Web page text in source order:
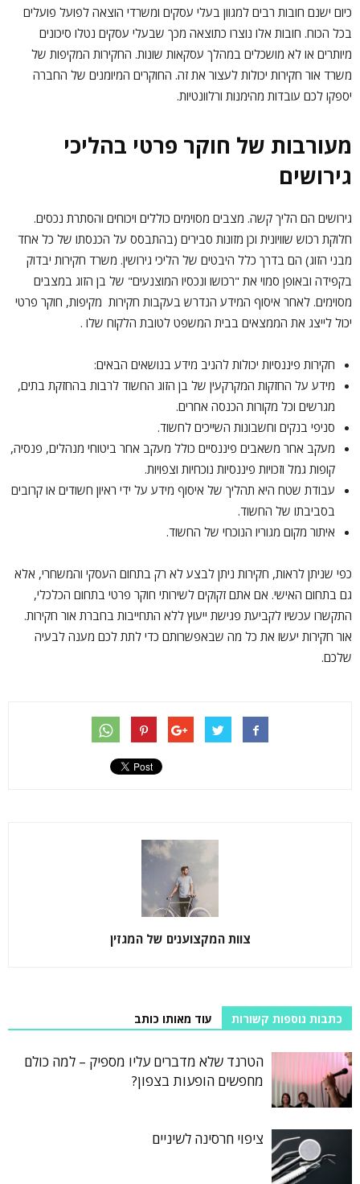
כיום ישנם חובות רבים למגוון בעלי עסקים ומשרדי הוצאה לפועל פועלים
בכל הכוח. חובות אלו נוצרו כתוצאה מכך שבעלי עסקים נטלו סיכונים
מיותרים או לא מושכלים במהלך עסקאות שונות. החקירות המקיפות של
משרד אור חקירות יכולות לעצור את זה. החוקרים המיומנים של החברה
יספקו לכם עובדות מהימנות ורלוונטיות.
מעורבות של חוקר פרטי בהליכי
גירושים
גירושים הם הליך קשה. מצבים מסוימים כוללים ויכוחים והסתרת נכסים.
חלוקת רכוש שוויונית וכן מזונות סבירים (בהתבסס על הכנסתו של כל אחד
מבני הזוג) הם בדרך כלל היבטים של הליכי גירושין. משרד חקירות יבדוק
בקפידה ובאופן סמוי את "רכושו ונכסיו המוצנעים" של בן הזוג במצבים
מסוימים. לאחר איסוף המידע הנדרש בעקבות חקירות מקיפות, חוקר פרטי
יכול לייצג את הממצאים בבית המשפט לטובת הלקוח שלו .
חקירות פיננסיות יכולות להניב מידע בנושאים הבאים:
מידע על החזקות המקרקעין של בן הזוג החשוד לרבות בהחזקת בתים,
מגרשים וכל מקורות הכנסה אחרים.
סניפי בנקים וחשבונות השייכים לחשוד.
מעקב אחר משאבים פיננסיים כולל מעקב אחר ביטוחי מנהלים, פנסיה,
קופות גמל וזכויות פיננסיות נוכחיות וצפויות.
עבודת שטח היא תהליך של איסוף מידע על ידי ראיון חשודים או קרובים
בסביבתו של החשוד.
איתור מקום מגוריו הנוכחי של החשוד.
כפי שניתן לראות, חקירות ניתן לבצע לא רק בתחום העסקי והמשחרי, אלא
גם בתחום האישי. אם אתם זקוקים לשירותי חוקר פרטי בתחום הכלכלי,
התקשרו עכשיו לקביעת פגישת ייעוץ ללא התחייבות בחברת אור חקירות.
אור חקירות יעשו את כל מה שבאפשרותם כדי לתת לכם מענה לבעיה
שלכם.
צוות המקצוענים של המגזין
כתבות נוספות קשורות עוד מאותו כותב
הטרנד שלא מדברים עליו מספיק – למה כולם
מחפשים הופעות בצפון?
ציפוי חרסינה לשיניים